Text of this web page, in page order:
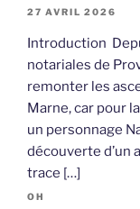
27 AVRIL 2026
Introduction
notariales de
remonter les
Marne, car pour
un personnage
découverte d’un
trace […]
OH